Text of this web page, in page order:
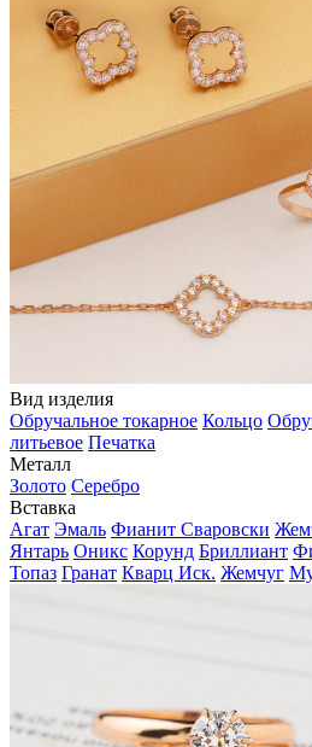
Вид изделия
Обручальное токарное Кольцо
литьевое Печатка
Металл
Золото Серебро
Вставка
Агат Эмаль Фианит Сваровски
Янтарь Оникс Корунд Бриллиант
Топаз Гранат Кварц Иск. Жемчуг